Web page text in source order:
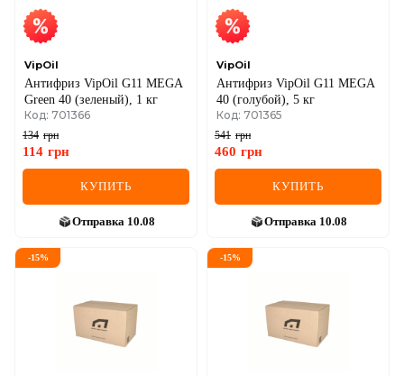
VipOil
Антифриз VipOil G11 MEGA
Green 40 (зеленый), 1 кг
Код: 701366
134 грн
114 грн
КУПИТЬ
Отправка 10.08
VipOil
Антифриз VipOil G11 MEGA
40 (голубой), 5 кг
Код: 701365
541 грн
460 грн
КУПИТЬ
Отправка 10.08
-15% -15%